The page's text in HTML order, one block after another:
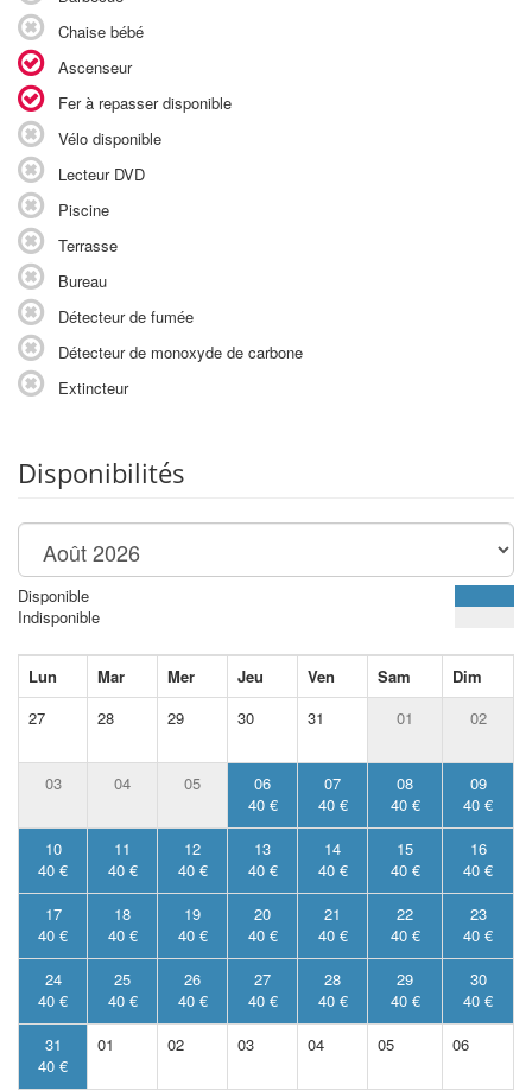
Chaise bébé
Ascenseur
Fer à repasser disponible
Vélo disponible
Lecteur DVD
Piscine
Terrasse
Bureau
Détecteur de fumée
Détecteur de monoxyde de carbone
Extincteur
Disponibilités
Disponible
Indisponible
Lun Mar Mer Jeu Ven Sam
Dim
27
28 29 30 31 01 02
03 04 05
06
40 €
07
40 €
08
40 €
09
40 €
10
40 €
11
40 €
12
40 €
13
40 €
14
40 €
15
40 €
16
40 €
17
40 €
18
40 €
19
40 €
20
40 €
21
40 €
22
40 €
23
40 €
24
40 €
25
40 €
26
40 €
27
40 €
28
40 €
29
40 €
30
40 €
31
40 €
01 02 03 04 05 06